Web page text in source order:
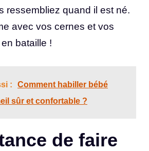
ressembliez quand il est né.
avec vos cernes et vos
en bataille !
:
Comment habiller bébé
sûr et confortable ?
de faire